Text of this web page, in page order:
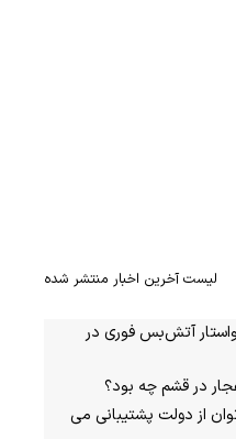
لیست آخرین اخبار منتشر شده
آتش‌بس فوری در
در قشم چه بود؟
از دولت پشتیبانی می